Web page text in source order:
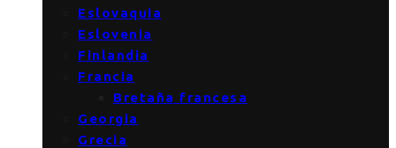
Eslovaquia
Eslovenia
Finlandia
Francia
Bretaña francesa
Georgia
Grecia